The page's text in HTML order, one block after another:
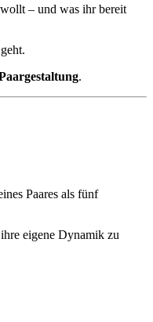
– und was ihr bereit
.
Paares als fünf
eigene Dynamik zu